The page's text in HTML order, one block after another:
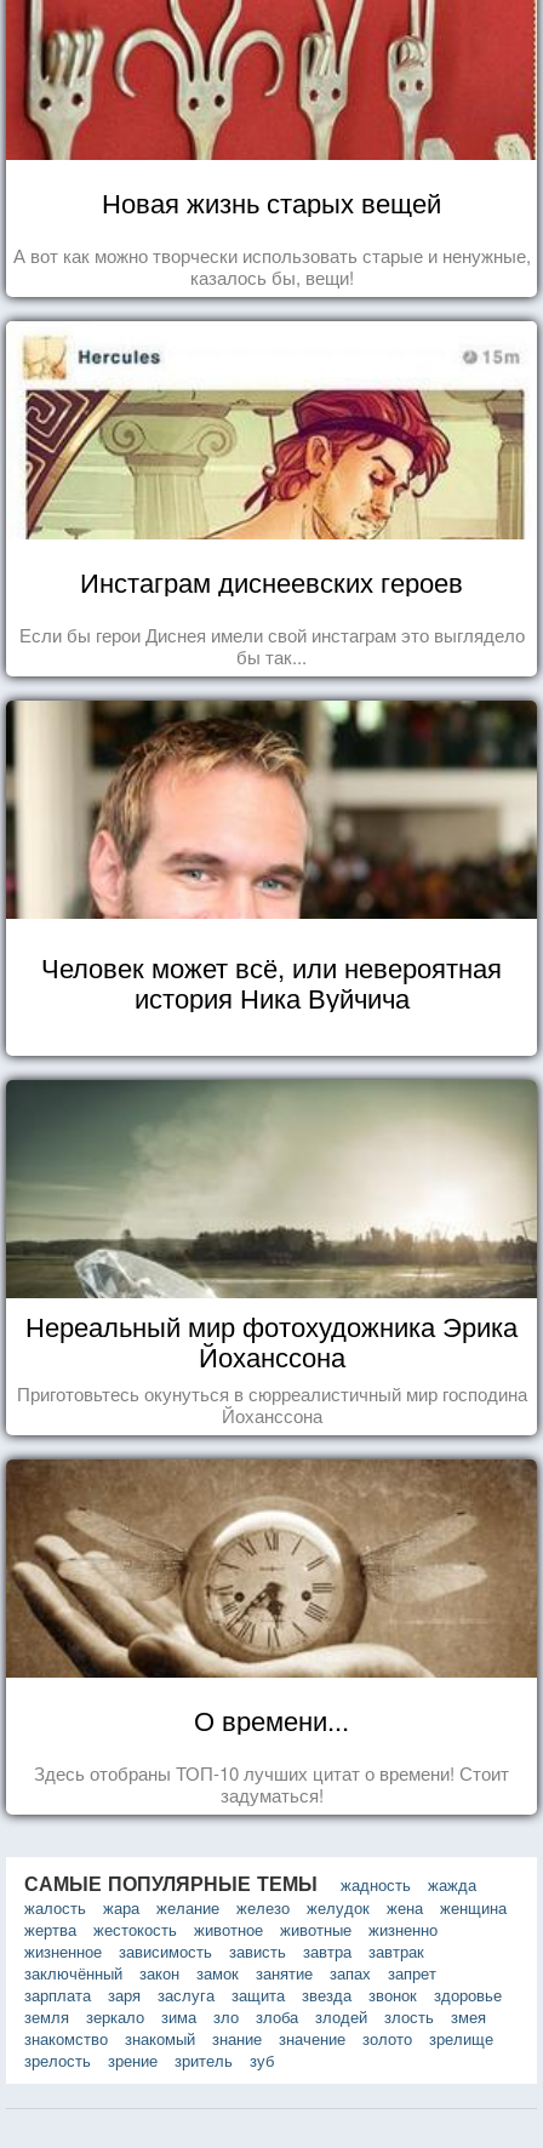
Новая жизнь старых вещей
А вот как можно творчески использовать старые и ненужные,
казалось бы, вещи!
Инстаграм диснеевских героев
Если бы герои Диснея имели свой инстаграм это выглядело
бы так...
Человек может всё, или невероятная
история Ника Вуйчича
Нереальный мир фотохудожника Эрика
Йоханссона
Приготовьтесь окунуться в сюрреалистичный мир господина
Йоханссона
О времени...
Здесь отобраны ТОП-10 лучших цитат о времени! Стоит
задуматься!
САМЫЕ ПОПУЛЯРНЫЕ ТЕМЫ жадность
жажда
жалость
жара желание железо желудок жена
женщина
жертва
жестокость животное животные
жизненно
жизненное
зависимость зависть завтра
завтрак
заключённый
закон замок занятие запах
запрет
зарплата
заря заслуга защита звезда звонок
здоровье
земля
зеркало зима зло злоба злодей злость
змея
знакомство
знакомый знание значение золото
зрелище
зрелость
зрение зритель зуб